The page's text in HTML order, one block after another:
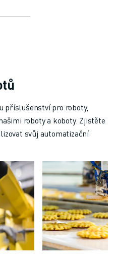
příslušenství pro roboty,
roboty a koboty. Zjistěte
svůj automatizační